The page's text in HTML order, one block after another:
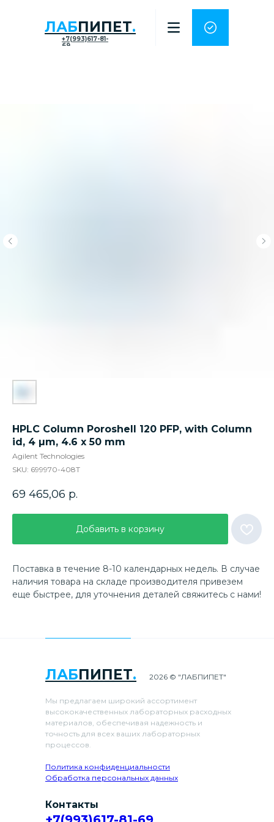
ЛАБПИПЕТ.
+7(993)617-81-
69
HPLC Column Poroshell 120 PFP, with Column
id, 4 µm, 4.6 x 50 mm
Agilent Technologies
SKU: 699970-408T
69 465,06 р.
Добавить в корзину
Поставка в течение 8-10 календарных недель. В случае
наличия товара на складе производителя привезем
еще быстрее, для уточнения деталей свяжитесь с нами!
ЛАБПИПЕТ.
Мы предлагаем широкий ассортимент
высококачественных лабораторных расходных
материалов, обеспечивая надежность и
точность для всех ваших лабораторных
процессов.
Политика конфиденциальности
Обработка персональных данных
2026 © "ЛАБПИПЕТ"
Контакты